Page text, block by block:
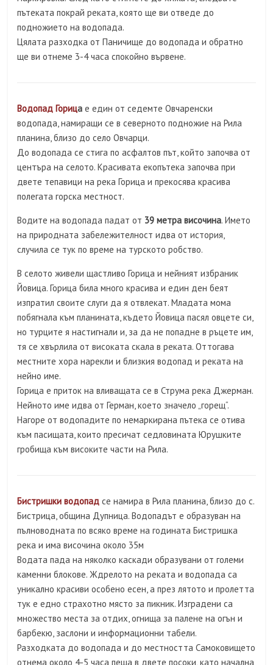
пътеката покрай реката, която ще ви отведе до
подножието на водопада.
Цялата разходка от Паничище до водопада и обратно
ще ви отнеме 3-4 часа спокойно вървене.
Водопад Горица е един от седемте Овчаренски
водопада, намиращи се в северното подножие на Рила
планина, близо до село Овчарци.
До водопада се стига по асфалтов път, който започва от
центъра на селото. Красивата екопътека започва при
двете тепавици на река Горица и прекосява красива
полегата горска местност.
Водите на водопада падат от 39 метра височина. Името
на природната забележителност идва от история,
случила се тук по време на турското робство.
В селото живели щастливо Горица и нейният избраник
Йовица. Горица била много красива и един ден беят
изпратил своите слуги да я отвлекат. Младата мома
побягнала към планината, където Йовица пасял овцете си,
но турците я настигнали и, за да не попадне в ръцете им,
тя се хвърлила от високата скала в реката. Оттогава
местните хора нарекли и близкия водопад и реката на
нейно име.
Горица е приток на вливащата се в Струма река Джерман.
Нейното име идва от Герман, което значело „горещ“.
Нагоре от водопадите по немаркирана пътека се отива
към пасищата, които пресичат седловината Юрушките
гробища към високите части на Рила.
Бистришки водопад се намира в Рила планина, близо до с.
Бистрица, община Дупница. Водопадът е образуван на
пълноводната по всяко време на годината Бистришка
река и има височина около 35м
Водата пада на няколко каскади образувани от големи
каменни блокове. Ждрелото на реката и водопада са
уникално красиви особено есен, а през лятото и пролетта
тук е едно страхотно място за пикник. Изградени са
множество места за отдих, огнища за палене на огън и
барбекю, заслони и информационни табели.
Разходката до водопада и до местността Самоковището
отнема около 4-5 часа пеша в двете посоки, като начална